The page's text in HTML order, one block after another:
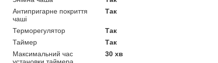
Антипригарне покриття
чаші
Так
Терморегулятор
Так
Таймер
Так
Максимальний час
установки таймера
30 хв